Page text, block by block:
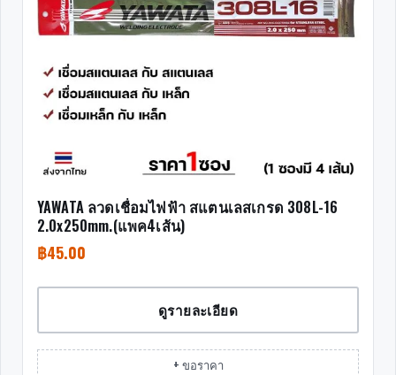
YAWATA ลวดเชื่อมไฟฟ้า สแตนเลสเกรด 308L-16
2.0x250mm.(แพค4เส้น)
฿45.00
ดูรายละเอียด
+ ขอราคา